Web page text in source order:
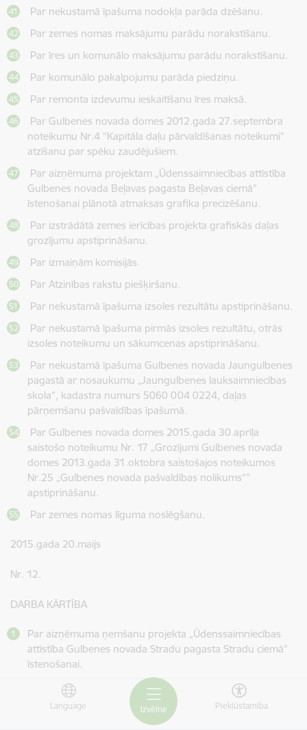
Izvēlne
Language Piekļūstamība
Par nekustamā īpašuma nodokļa parāda dzēšanu.
Par zemes nomas maksājumu parādu norakstīšanu.
Par īres un komunālo maksājumu parādu norakstīšanu.
Par komunālo pakalpojumu parāda piedziņu.
Par remonta izdevumu ieskaitīšanu īres maksā.
Par Gulbenes novada domes 2012.gada 27.septembra
noteikumu Nr.4 “Kapitāla daļu pārvaldīšanas noteikumi”
atzīšanu par spēku zaudējušiem.
Par aizņēmuma projektam „Ūdenssaimniecības attīstība
Gulbenes novada Beļavas pagasta Beļavas ciemā”
īstenošanai plānotā atmaksas grafika precizēšanu.
Par izstrādātā zemes ierīcības projekta grafiskās daļas
grozījumu apstiprināšanu.
Par izmaiņām komisijās.
Par Atzinības rakstu piešķiršanu.
Par nekustamā īpašuma izsoles rezultātu apstiprināšanu.
Par nekustamā īpašuma pirmās izsoles rezultātu, otrās
izsoles noteikumu un sākumcenas apstiprināšanu.
Par nekustamā īpašuma Gulbenes novada Jaungulbenes
pagastā ar nosaukumu „Jaungulbenes lauksaimniecības
skola”, kadastra numurs 5060 004 0224, daļas
pārņemšanu pašvaldības īpašumā.
Par Gulbenes novada domes 2015.gada 30.aprīļa
saistošo noteikumu Nr. 17 „Grozījumi Gulbenes novada
domes 2013.gada 31.oktobra saistošajos noteikumos
Nr.25 „Gulbenes novada pašvaldības nolikums””
apstiprināšanu.
Par zemes nomas līguma noslēgšanu.
2015.gada 20.maijs
Nr. 12.
DARBA KĀRTĪBA
Par aizņēmuma ņemšanu projekta „Ūdenssaimniecības
attīstība Gulbenes novada Stradu pagasta Stradu ciemā”
īstenošanai.
Par aizņēmuma ņemšanu projekta (
Nr.3DP/3.2.2.2.0/14/IPIA/VRAA/073/067) „Publisko
interneta pieejas punktu attīstība Gulbenes novadā”